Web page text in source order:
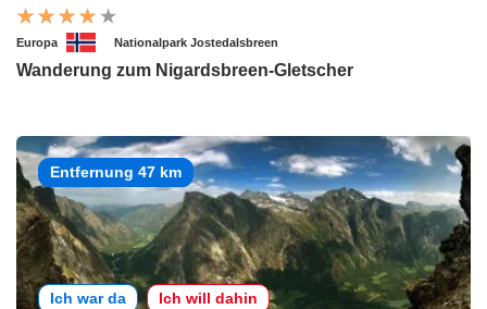
Europa Nationalpark Jostedalsbreen
Wanderung zum Nigardsbreen-Gletscher
Entfernung 47 km
Ich war da Ich will dahin